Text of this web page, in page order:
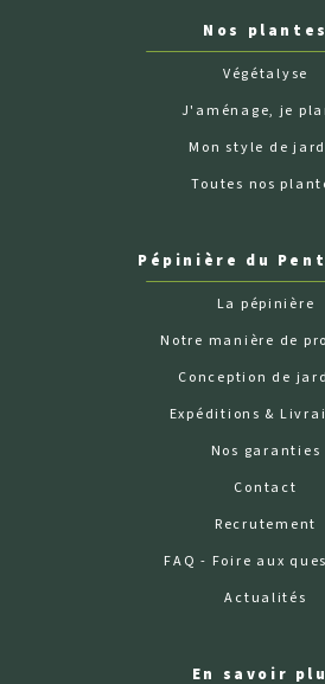
Nos plantes
Végétalyse
J'aménage, je
Mon style de
Toutes nos
Pépinière du
La pépinière
Notre manière de
Conception de
Expéditions &
Nos garanties
Contact
Recrutement
FAQ - Foire aux
Actualités
En savoir